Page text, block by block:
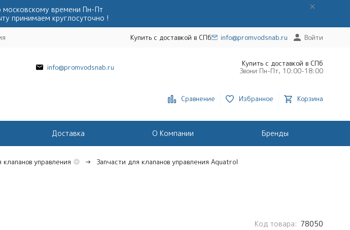
времени Пн-Пт
принимаем круглосуточно !
Купить с доставкой в СПб info@promvodsnab.ru Войти
info@promvodsnab.ru
Купить с доставкой в СПб
Звони Пн-Пт, 10:00-18:00
Сравнение Избранное Корзина
Доставка О Компании Бренды
клапанов управления
Запчасти для клапанов управления Aquatrol
Код товара: 78050